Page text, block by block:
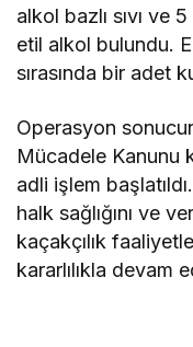
alkol bazlı sıvı ve
etil alkol bulundu.
sırasında bir adet
Operasyon
Mücadele Kanunu
adli işlem
halk sağlığını ve
kaçakçılık
kararlılıkla devam